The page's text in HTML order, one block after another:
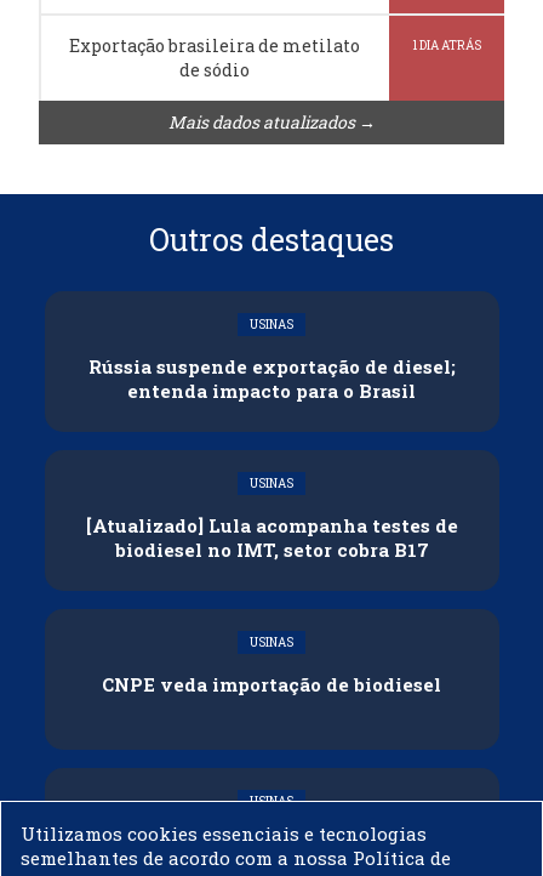
Exportação brasileira de metilato
de sódio
1 DIA ATRÁS
Mais dados atualizados →
Outros destaques
USINAS
Rússia suspende exportação de diesel;
entenda impacto para o Brasil
USINAS
[Atualizado] Lula acompanha testes de
biodiesel no IMT, setor cobra B17
USINAS
CNPE veda importação de biodiesel
USINAS
Acelen Renováveis assina acordo com
Bunge para óleo de soja em projeto na
Utilizamos cookies essenciais e tecnologias
semelhantes de acordo com a nossa Política de